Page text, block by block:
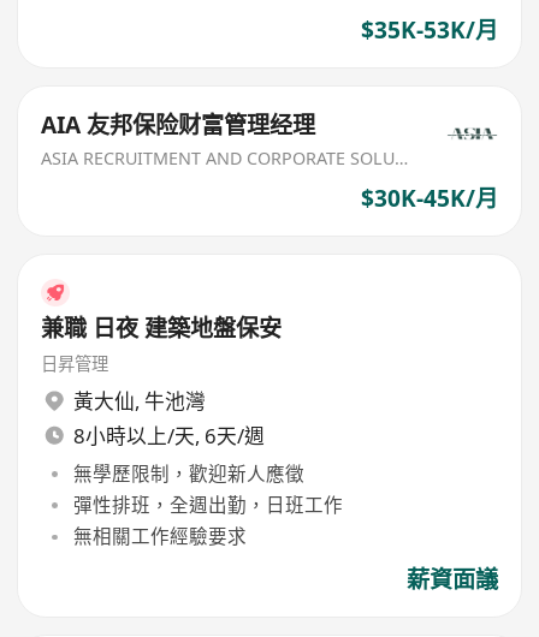
$35K-53K/月
AIA 友邦保险财富管理经理
ASIA RECRUITMENT AND CORPORATE SOLUTION LIMITED
$30K-45K/月
兼職 日夜 建築地盤保安
日昇管理
黃大仙, 牛池灣
8小時以上/天, 6天/週
無學歷限制，歡迎新人應徵
彈性排班，全週出勤，日班工作
無相關工作經驗要求
薪資面議